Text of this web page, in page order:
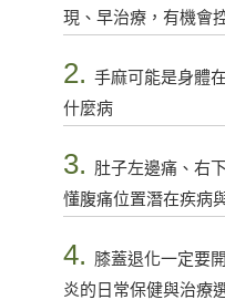
現、早治療，有機會
2. 手麻可能是身體
什麼病
3. 肚子左邊痛、右
懂腹痛位置潛在疾病
4. 膝蓋退化一定要
炎的日常保健與治療